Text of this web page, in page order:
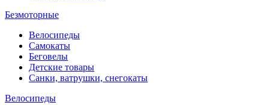
Безмоторные
Велосипеды
Самокаты
Беговелы
Детские товары
Санки, ватрушки, снегокаты
Велосипеды